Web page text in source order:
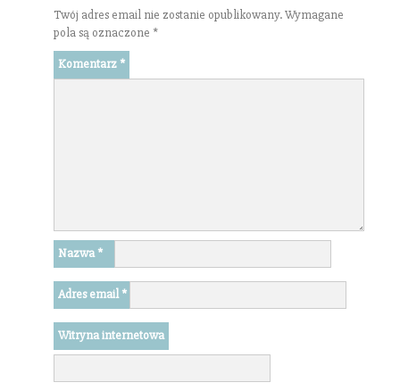
Twój adres email nie zostanie opublikowany.Wymagane
pola są oznaczone *
Komentarz *
Nazwa*
Adres email*
Witryna internetowa